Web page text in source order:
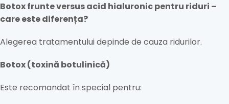
Botox frunte versus acid hialuronic pentru riduri –
care este diferența?
Alegerea tratamentului depinde de cauza ridurilor.
Botox (toxină botulinică)
Este recomandat în special pentru: